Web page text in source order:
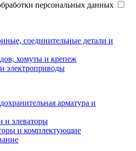
персональных данных
соединительные детали и
хомуты и крепеж
электроприводы
арматура и
и элеваторы
и комплектующие